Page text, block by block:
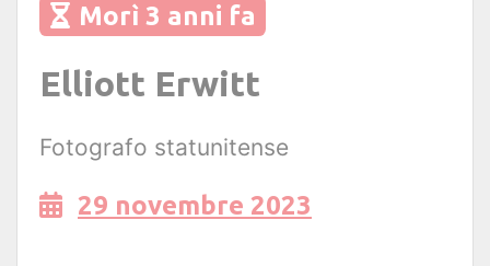
Morì 3 anni fa
Elliott Erwitt
Fotografo statunitense
29 novembre 2023